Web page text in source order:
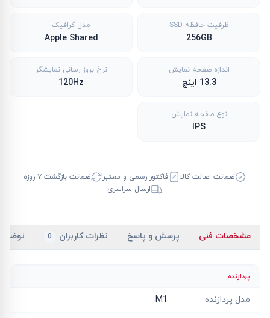
ظرفیت حافظه SSD
256GB
مدل گرافیک
Apple Shared
اندازه صفحه نمایش
13.3 اینچ
نرخ بروز رسانی نمایشگر
120Hz
نوع صفحه نمایش
IPS
ضمانت اصالت کالا فاکتور رسمی و معتبر
ضمانت بازگشت ۷ روزه
ارسال سراسری
مشخصات فنی پرسش و پاسخ نظرات کاربران 0
پردازنده
مدل پردازنده M1